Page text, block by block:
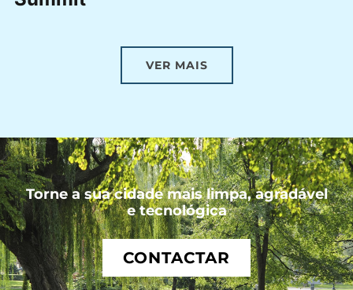
VER MAIS
Torne a sua cidade mais limpa, agradável
e tecnológica
CONTACTAR